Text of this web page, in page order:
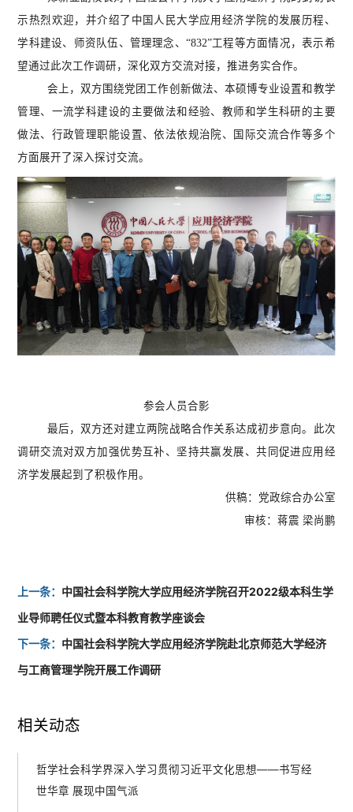
示热烈欢迎，并介绍了中国人民大学应用经济学院的发展历程、
学科建设、师资队伍、管理理念、 “832”工程等方面情况，表示希
望通过此次工作调研，深化双方交流对接，推进务实合作。
会上，双方围绕党团工作创新做法、本硕博专业设置和教学
管理、一流学科建设的主要做法和经验、教师和学生科研的主要
做法、行政管理职能设置、依法依规治院、国际交流合作等多个
方面展开了深入探讨交流。
参会人员合影
最后，双方还对建立两院战略合作关系达成初步意向。此次
调研交流对双方加强优势互补、坚持共赢发展、共同促进应用经
济学发展起到了积极作用。
供稿：党政综合办公室
审核：蒋震 梁尚鹏
上一条： 中国社会科学院大学应用经济学院召开2022级本科生学
业导师聘任仪式暨本科教育教学座谈会
下一条： 中国社会科学院大学应用经济学院赴北京师范大学经济
与工商管理学院开展工作调研
相关动态
哲学社会科学界深入学习贯彻习近平文化思想——书写经
世华章 展现中国气派